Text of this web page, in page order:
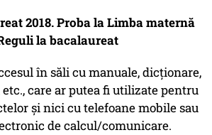
2018. Proba la Limba maternă
la bacalaureat
în săli cu manuale, dicţionare,
care ar putea fi utilizate pentru
şi nici cu telefoane mobile sau
de calcul/comunicare.